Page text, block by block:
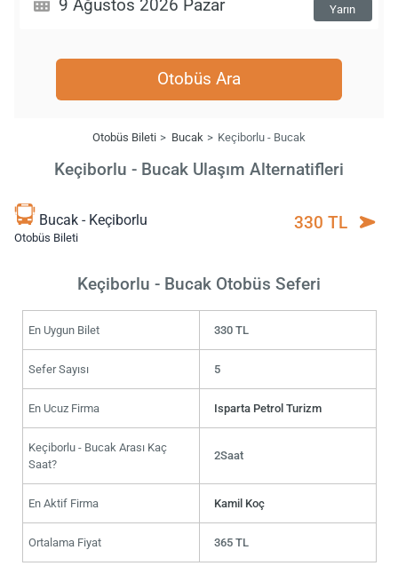
Yarın
Otobüs Ara
Otobüs Bileti Bucak Keçiborlu - Bucak
Keçiborlu - Bucak Ulaşım Alternatifleri
Bucak - Keçiborlu
Otobüs Bileti
330 TL
Keçiborlu - Bucak Otobüs Seferi
En Uygun Bilet 330 TL
Sefer Sayısı 5
En Ucuz Firma Isparta Petrol Turizm
Keçiborlu - Bucak Arası Kaç
Saat?
2Saat
En Aktif Firma Kamil Koç
Ortalama Fiyat 365 TL